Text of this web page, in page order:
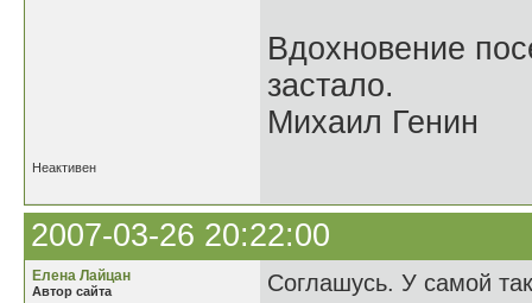
Вдохновение
застало.
Михаил Генин
Неактивен
2007-03-26 20:22:00
Елена Лайцан
Автор сайта
Соглашусь. У самой